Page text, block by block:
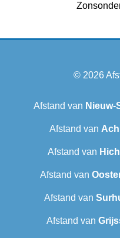
© 2026
Afstand van Nieuw-
Afstand van
Afstand van
Afstand van
Afstand van
Afstand van